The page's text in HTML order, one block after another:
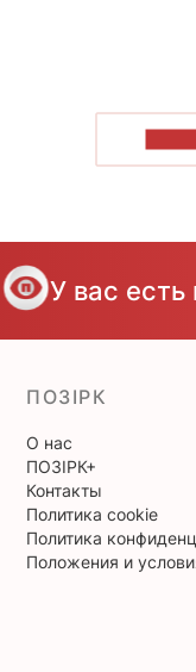
У вас
ПОЗІРК
О нас
ПОЗІРК+
Контакты
Политика cookie
Политика
Положения и